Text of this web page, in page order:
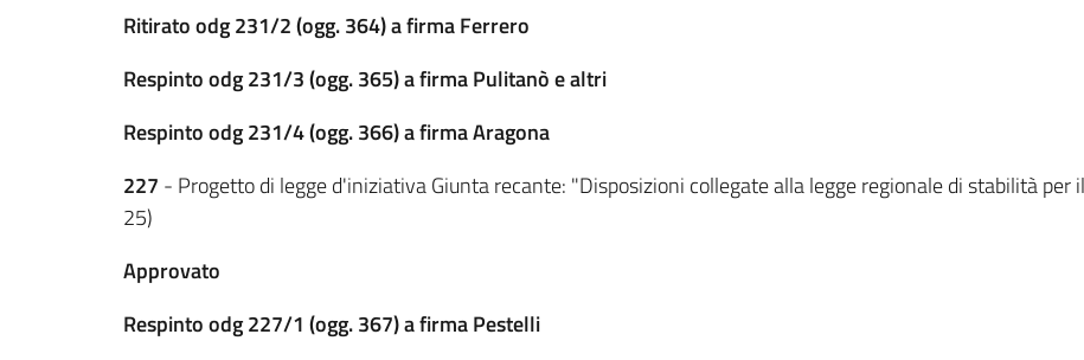
Ritirato odg 231/2 (ogg. 364) a firma Ferrero
Respinto odg 231/3 (ogg. 365) a firma Pulitanò e altri
Respinto odg 231/4 (ogg. 366) a firma Aragona
227 - Progetto di legge d'iniziativa Giunta recante: "Disposizioni collegate alla legge regionale di stabilità per
25)
Approvato
Respinto odg 227/1 (ogg. 367) a firma Pestelli